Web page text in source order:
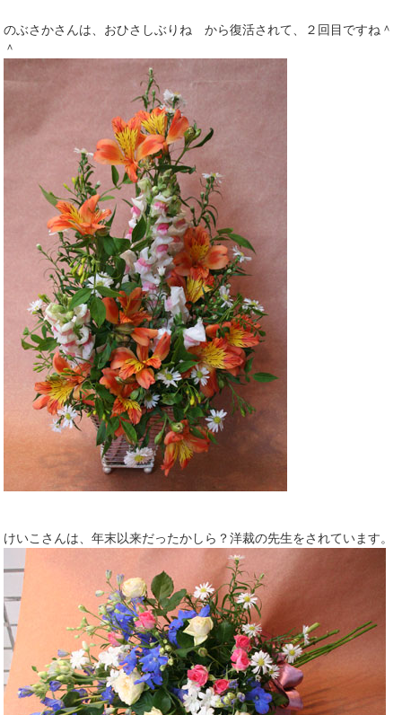
のぶさかさんは、おひさしぶりね から復活されて、２回目ですね＾
＾
けいこさんは、年末以来だったかしら？洋裁の先生をされています。